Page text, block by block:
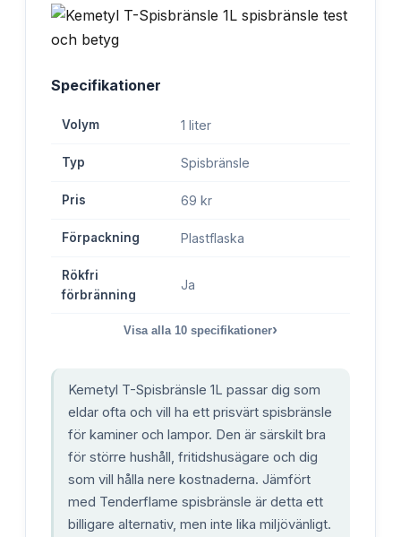
Specifikationer
Volym 1 liter
Typ Spisbränsle
Pris 69 kr
Förpackning Plastflaska
Rökfri
förbränning
Ja
Visa alla 10 specifikationer›
Kemetyl T-Spisbränsle 1L passar dig som
eldar ofta och vill ha ett prisvärt spisbränsle
för kaminer och lampor. Den är särskilt bra
för större hushåll, fritidshusägare och dig
som vill hålla nere kostnaderna. Jämfört
med Tenderflame spisbränsle är detta ett
billigare alternativ, men inte lika miljövänligt.